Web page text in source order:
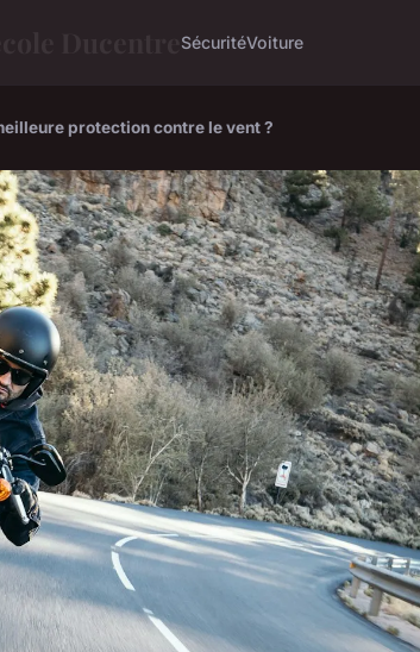
SécuritéVoiture
protection contre le vent ?